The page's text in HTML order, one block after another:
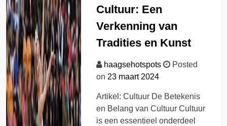
Cultuur: Een
Verkenning van
Tradities en Kunst
haagsehotspots
Posted
on23 maart 2024
Artikel: Cultuur De Betekenis
en Belang van Cultuur Cultuur
is een essentieel onderdeel